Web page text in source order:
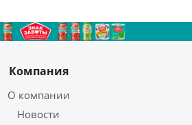
Компания
О компании
Новости